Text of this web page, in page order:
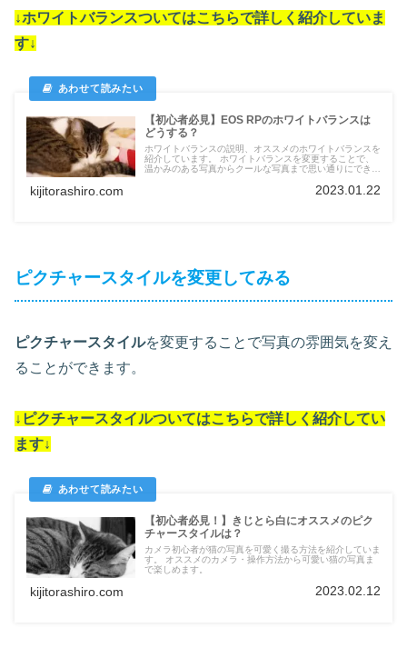
↓ホワイトバランスついてはこちらで詳しく紹介していま
す↓
【初心者必見】EOS RPのホワイトバランスは
どうする？
ホワイトバランスの説明、オススメのホワイトバランスを
紹介しています。 ホワイトバランスを変更することで、
温かみのある写真からクールな写真まで思い通りにできま
kijitorashiro.com 2023.01.22
ピクチャースタイルを変更してみる
ピクチャースタイルを変更することで写真の雰囲気を変え
ることができます。
↓ ピクチャースタイルついてはこちらで詳しく紹介してい
ます↓
【初心者必見！】きじとら白にオススメのピク
チャースタイルは？
カメラ初心者が猫の写真を可愛く撮る方法を紹介していま
す。 オススメのカメラ・操作方法から可愛い猫の写真ま
で楽しめます。
kijitorashiro.com 2023.02.12